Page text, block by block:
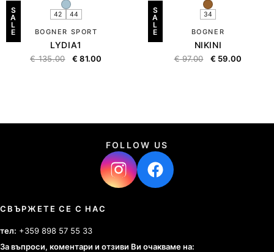
S
A
L
E
42 44
BOGNER SPORT
LYDIA1
€135.00 € 81.00
S
A
L
E
34
BOGNER
NIKINI
€97.00 € 59.00
FOLLOW US
СВЪРЖЕТЕ СЕ С НАС
тел: +359 898 57 55 33
За въпроси, коментари и отзиви Ви очакваме на: